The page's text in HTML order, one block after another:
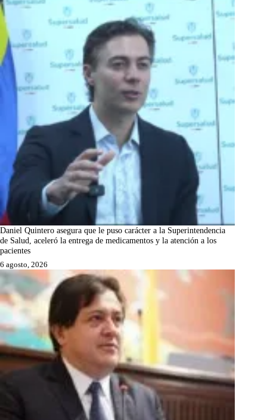
Daniel Quintero asegura que le puso carácter a la Superintendencia
de Salud, aceleró la entrega de medicamentos y la atención a los
pacientes
6 agosto, 2026